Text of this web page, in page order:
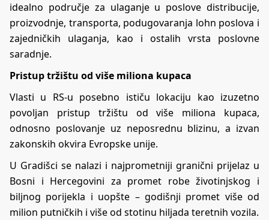
idealno područje za ulaganje u poslove distribucije,
proizvodnje, transporta, podugovaranja lohn poslova i
zajedničkih ulaganja, kao i ostalih vrsta poslovne
saradnje.
Pristup tržištu od više miliona kupaca
Vlasti u RS-u posebno ističu lokaciju kao izuzetno
povoljan pristup tržištu od više miliona kupaca,
odnosno poslovanje uz neposrednu blizinu, a izvan
zakonskih okvira Evropske unije.
U Gradišci se nalazi i najprometniji granični prijelaz u
Bosni i Hercegovini za promet robe životinjskog i
biljnog porijekla i uopšte – godišnji promet više od
milion putničkih i više od stotinu hiljada teretnih vozila.